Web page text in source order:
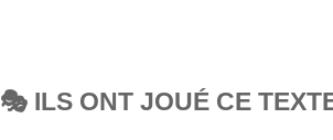
🎭 ILS ONT JOUÉ CE